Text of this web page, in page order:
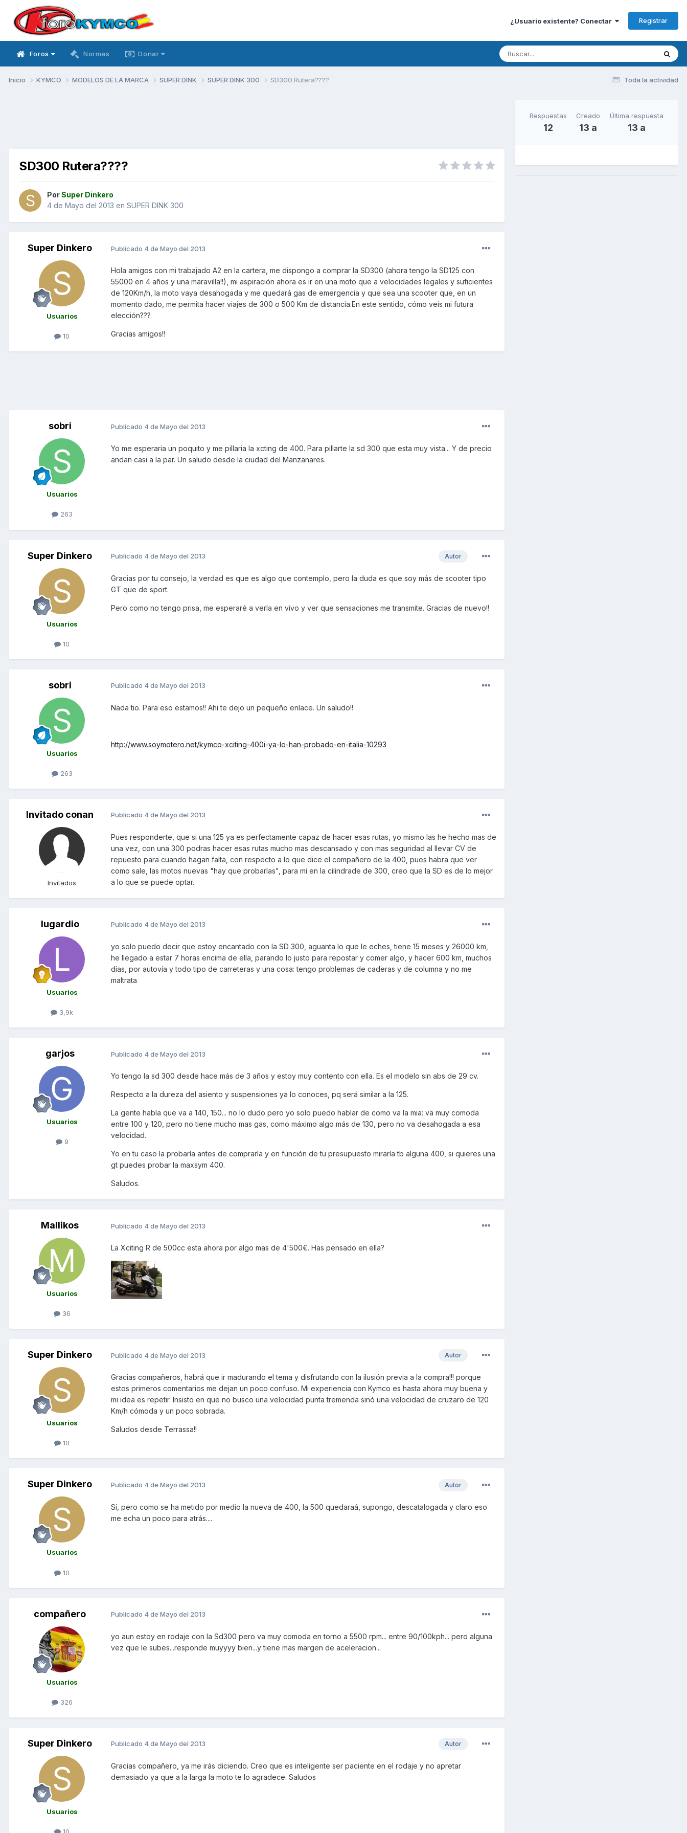
¿Usuario existente? Conectar Registrar
Foros Normas Donar
Toda la actividad
Inicio KYMCO MODELOS DE LA MARCA SUPER DINK SUPER DINK 300 SD300 Rutera????
SD300 Rutera????
PorSuper Dinkero
4 de Mayo del 2013 en SUPER DINK 300
Super Dinkero
Usuarios
10
Publicado 4 de Mayo del 2013
Hola amigos con mi trabajado A2 en la cartera, me dispongo a comprar la SD300 (ahora tengo la SD125 con
55000 en 4 años y una maravilla!!), mi aspiración ahora es ir en una moto que a velocidades legales y suficientes
de 120Km/h, la moto vaya desahogada y me quedará gas de emergencia y que sea una scooter que, en un
momento dado, me permita hacer viajes de 300 o 500 Km de distancia.En este sentido, cómo veis mi futura
elección???
Gracias amigos!!
sobri
Usuarios
263
Publicado 4 de Mayo del 2013
Yo me esperaria un poquito y me pillaria la xcting de 400. Para pillarte la sd 300 que esta muy vista... Y de precio
andan casi a la par. Un saludo desde la ciudad del Manzanares.
Super Dinkero
Usuarios
10
Autor
Publicado 4 de Mayo del 2013
Gracias por tu consejo, la verdad es que es algo que contemplo, pero la duda es que soy más de scooter tipo
GT que de sport.
Pero como no tengo prisa, me esperaré a verla en vivo y ver que sensaciones me transmite. Gracias de nuevo!!
sobri
Usuarios
263
Publicado 4 de Mayo del 2013
Nada tio. Para eso estamos!! Ahi te dejo un pequeño enlace. Un saludo!!
http://www.soymotero.net/kymco-xciting-400i-ya-lo-han-probado-en-italia-10293
Invitado conan
Invitados
Publicado 4 de Mayo del 2013
Pues responderte, que si una 125 ya es perfectamente capaz de hacer esas rutas, yo mismo las he hecho mas de
una vez, con una 300 podras hacer esas rutas mucho mas descansado y con mas seguridad al llevar CV de
repuesto para cuando hagan falta, con respecto a lo que dice el compañero de la 400, pues habra que ver
como sale, las motos nuevas "hay que probarlas", para mi en la cilindrade de 300, creo que la SD es de lo mejor
a lo que se puede optar.
lugardio
Usuarios
3,9k
Publicado 4 de Mayo del 2013
yo solo puedo decir que estoy encantado con la SD 300, aguanta lo que le eches, tiene 15 meses y 26000 km,
he llegado a estar 7 horas encima de ella, parando lo justo para repostar y comer algo, y hacer 600 km, muchos
días, por autovía y todo tipo de carreteras y una cosa: tengo problemas de caderas y de columna y no me
maltrata
garjos
Usuarios
9
Publicado 4 de Mayo del 2013
Yo tengo la sd 300 desde hace más de 3 años y estoy muy contento con ella. Es el modelo sin abs de 29 cv.
Respecto a la dureza del asiento y suspensiones ya lo conoces, pq será similar a la 125.
La gente habla que va a 140, 150... no lo dudo pero yo solo puedo hablar de como va la mia: va muy comoda
entre 100 y 120, pero no tiene mucho mas gas, como máximo algo más de 130, pero no va desahogada a esa
velocidad.
Yo en tu caso la probaría antes de comprarla y en función de tu presupuesto miraría tb alguna 400, si quieres una
gt puedes probar la maxsym 400.
Saludos.
Mallikos
Usuarios
36
Publicado 4 de Mayo del 2013
La Xciting R de 500cc esta ahora por algo mas de 4'500€. Has pensado en ella?
Super Dinkero
Usuarios
10
Autor
Publicado 4 de Mayo del 2013
Gracias compañeros, habrá que ir madurando el tema y disfrutando con la ilusión previa a la compra!!! porque
estos primeros comentarios me dejan un poco confuso. Mi experiencia con Kymco es hasta ahora muy buena y
mi idea es repetir. Insisto en que no busco una velocidad punta tremenda sinó una velocidad de cruzaro de 120
Km/h cómoda y un poco sobrada.
Saludos desde Terrassa!!
Super Dinkero
Usuarios
10
Autor
Publicado 4 de Mayo del 2013
Sí, pero como se ha metido por medio la nueva de 400, la 500 quedaraá, supongo, descatalogada y claro eso
me echa un poco para atrás....
compañero
Usuarios
326
Publicado 4 de Mayo del 2013
yo aun estoy en rodaje con la Sd300 pero va muy comoda en torno a 5500 rpm... entre 90/100kph... pero alguna
vez que le subes...responde muyyyy bien...y tiene mas margen de aceleracion...
Super Dinkero
Usuarios
Autor
Publicado 4 de Mayo del 2013
Gracias compañero, ya me irás diciendo. Creo que es inteligente ser paciente en el rodaje y no apretar
demasiado ya que a la larga la moto te lo agradece. Saludos
Respuestas
12
Creado
13 a
Última respuesta
13 a